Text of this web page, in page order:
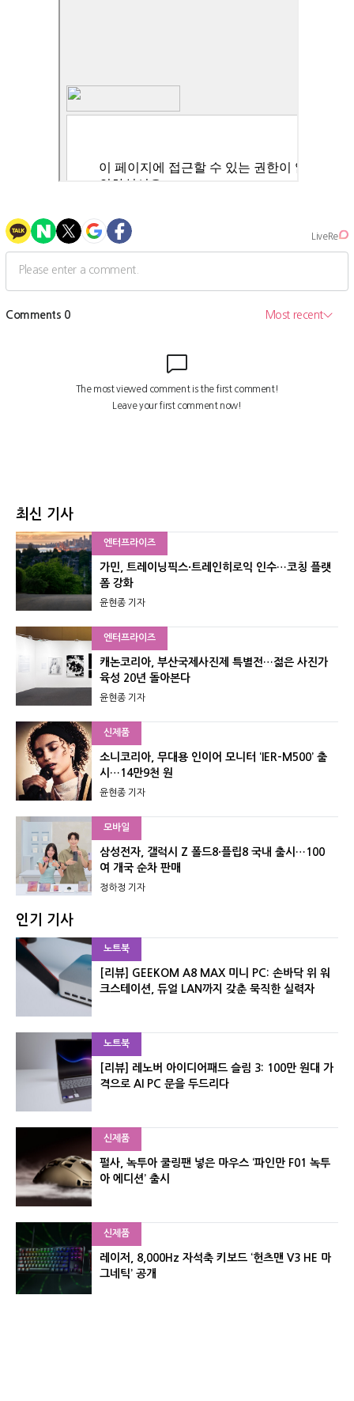
최신 기사
엔터프라이즈
가민, 트레이닝픽스·트레인히로익 인수…코칭 플랫
폼 강화
윤현종 기자
엔터프라이즈
캐논코리아, 부산국제사진제 특별전…젊은 사진가
육성 20년 돌아본다
윤현종 기자
신제품
소니코리아, 무대용 인이어 모니터 ‘IER-M500’ 출
시…14만9천 원
윤현종 기자
모바일
삼성전자, 갤럭시 Z 폴드8·플립8 국내 출시…100
여 개국 순차 판매
정하정 기자
인기 기사
노트북
[리뷰] GEEKOM A8 MAX 미니 PC: 손바닥 위 워
크스테이션, 듀얼 LAN까지 갖춘 묵직한 실력자
노트북
[리뷰] 레노버 아이디어패드 슬림 3: 100만 원대 가
격으로 AI PC 문을 두드리다
신제품
펄사, 녹투아 쿨링팬 넣은 마우스 ‘파인만 F01 녹투
아 에디션’ 출시
신제품
레이저, 8,000Hz 자석축 키보드 ‘헌츠맨 V3 HE 마
그네틱’ 공개